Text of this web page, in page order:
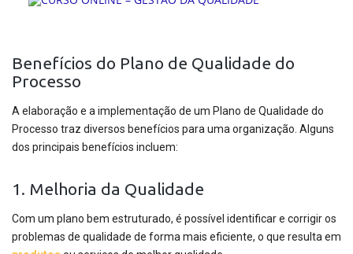
Benefícios do Plano de Qualidade do
Processo
A elaboração e a implementação de um Plano de Qualidade do
Processo traz diversos benefícios para uma organização. Alguns
dos principais benefícios incluem:
1. Melhoria da Qualidade
Com um plano bem estruturado, é possível identificar e corrigir os
problemas de qualidade de forma mais eficiente, o que resulta em